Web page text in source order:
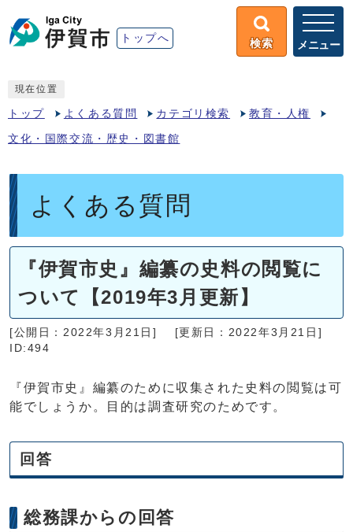
トップへ 検索 メニュー
現在位置
トップ よくある質問 カテゴリ検索 教育・人権
文化・国際交流・歴史・図書館
よくある質問
『伊賀市史』編纂の史料の閲覧に
ついて【2019年3月更新】
[公開日：2022年3月21日]
[更新日：2022年3月21日]
ID:494
『伊賀市史』編纂のために収集された史料の閲覧は可
能でしょうか。目的は調査研究のためです。
回答
総務課からの回答